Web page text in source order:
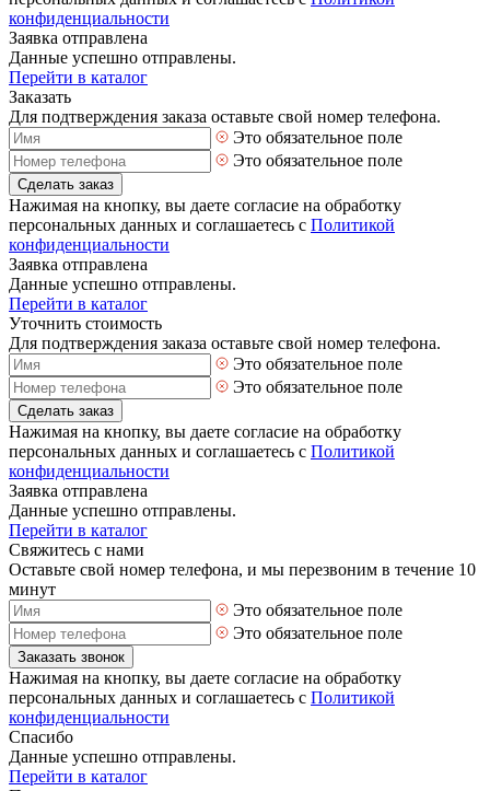
конфиденциальности
Заявка отправлена
Данные успешно отправлены.
Перейти в каталог
Заказать
Для подтверждения заказа оставьте свой номер телефона.
Это обязательное поле
Это обязательное поле
Сделать заказ
Нажимая на кнопку, вы даете согласие на обработку
персональных данных и соглашаетесь с Политикой
конфиденциальности
Заявка отправлена
Данные успешно отправлены.
Перейти в каталог
Уточнить стоимость
Для подтверждения заказа оставьте свой номер телефона.
Это обязательное поле
Это обязательное поле
Сделать заказ
Нажимая на кнопку, вы даете согласие на обработку
персональных данных и соглашаетесь с Политикой
конфиденциальности
Заявка отправлена
Данные успешно отправлены.
Перейти в каталог
Свяжитесь с нами
Оставьте свой номер телефона, и мы перезвоним в течение 10
минут
Это обязательное поле
Это обязательное поле
Заказать звонок
Нажимая на кнопку, вы даете согласие на обработку
персональных данных и соглашаетесь с Политикой
конфиденциальности
Спасибо
Данные успешно отправлены.
Перейти в каталог